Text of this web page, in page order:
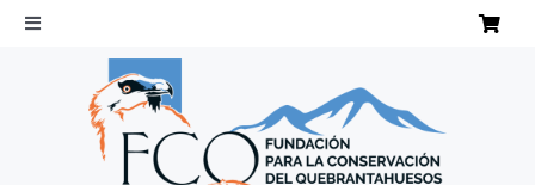
Saltar
Toggle
Navigation
QUEBRANTAHUESOS